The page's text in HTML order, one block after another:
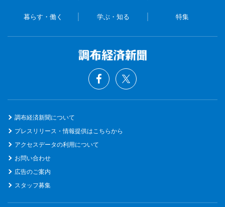
暮らす・働く 学ぶ・知る 特集
調布経済新聞について
プレスリリース・情報提供はこちらから
アクセスデータの利用について
お問い合わせ
広告のご案内
スタッフ募集